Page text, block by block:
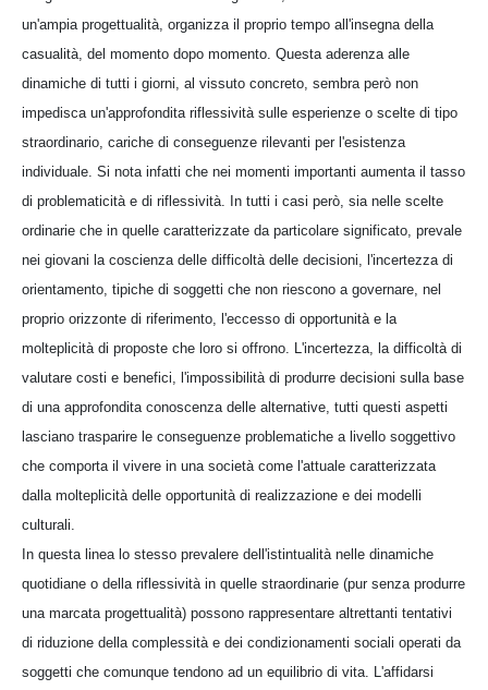
un'ampia progettualità, organizza il proprio tempo all'insegna della
casualità, del momento dopo momento. Questa aderenza alle
dinamiche di tutti i giorni, al vissuto concreto, sembra però non
impedisca un'approfondita riflessività sulle esperienze o scelte di tipo
straordinario, cariche di conseguenze rilevanti per l'esistenza
individuale. Si nota infatti che nei momenti importanti aumenta il tasso
di problematicità e di riflessività. In tutti i casi però, sia nelle scelte
ordinarie che in quelle caratterizzate da particolare significato, prevale
nei giovani la coscienza delle difficoltà delle decisioni, l'incertezza di
orientamento, tipiche di soggetti che non riescono a governare, nel
proprio orizzonte di riferimento, l'eccesso di opportunità e la
molteplicità di proposte che loro si offrono. L'incertezza, la difficoltà di
valutare costi e benefici, l'impossibilità di produrre decisioni sulla base
di una approfondita conoscenza delle alternative, tutti questi aspetti
lasciano trasparire le conseguenze problematiche a livello soggettivo
che comporta il vivere in una società come l'attuale caratterizzata
dalla molteplicità delle opportunità di realizzazione e dei modelli
culturali.
In questa linea lo stesso prevalere dell'istintualità nelle dinamiche
quotidiane o della riflessività in quelle straordinarie (pur senza produrre
una marcata progettualità) possono rappresentare altrettanti tentativi
di riduzione della complessità e dei condizionamenti sociali operati da
soggetti che comunque tendono ad un equilibrio di vita. L'affidarsi